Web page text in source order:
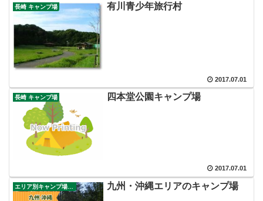
長崎 キャンプ場 有川青少年旅行村
2017.07.01
長崎 キャンプ場 四本堂公園キャンプ場
2017.07.01
九州・沖縄エリアのキャンプ場